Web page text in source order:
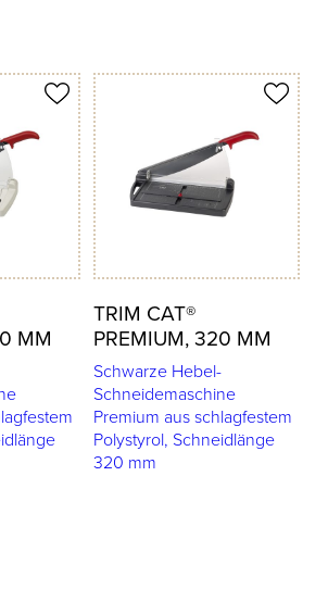
MM
TRIM CAT®
PREMIUM, 320 MM
Schwarze Hebel-
Schneidemaschine
Premium aus schlagfestem
Polystyrol, Schneidlänge
320 mm
Produkt merken